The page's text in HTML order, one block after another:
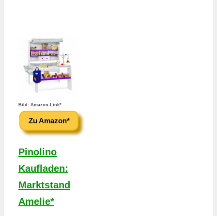
Bild: Amazon-Link*
Zu Amazon*
Pinolino
Kaufladen:
Marktstand
Amelie*